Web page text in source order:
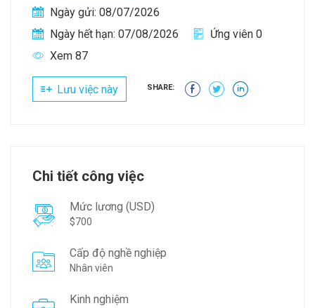
Ngày gửi: 08/07/2026
Ngày hết hạn: 07/08/2026
Ứng viên 0
Xem 87
Lưu việc này SHARE:
Chi tiết công việc
Mức lương (USD)
$700
Cấp độ nghề nghiệp
Nhân viên
Kinh nghiệm